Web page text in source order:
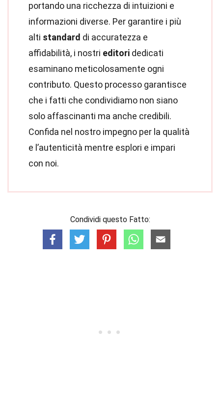
portando una ricchezza di intuizioni e
informazioni diverse. Per garantire i più
alti standard di accuratezza e
affidabilità, i nostri editori dedicati
esaminano meticolosamente ogni
contributo. Questo processo garantisce
che i fatti che condividiamo non siano
solo affascinanti ma anche credibili.
Confida nel nostro impegno per la qualità
e l’autenticità mentre esplori e impari
con noi.
Condividi questo Fatto: